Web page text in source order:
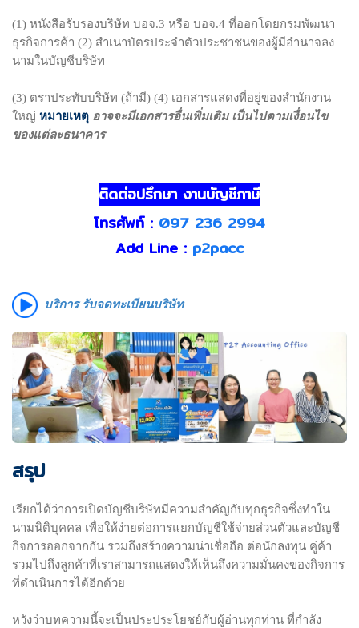
(1) หนังสือรับรองบริษัท บอจ.3 หรือ บอจ.4 ที่ออกโดยกรมพัฒนา
ธุรกิจการค้า (2) สำเนาบัตรประจำตัวประชาชนของผู้มีอำนาจลง
นามในบัญชีบริษัท
(3) ตราประทับบริษัท (ถ้ามี) (4) เอกสารแสดงที่อยู่ของสำนักงาน
ใหญ่ หมายเหตุ อาจจะมีเอกสารอื่นเพิ่มเติม เป็นไปตามเงื่อนไข
ของแต่ละธนาคาร
ติดต่อปรึกษา งานบัญชีภาษี
โทรศัพท์ : 097 236 2994
Add Line : p2pacc
บริการ รับจดทะเบียนบริษัท
สรุป
เรียกได้ว่าการเปิดบัญชีบริษัทมีความสำคัญกับทุกธุรกิจซึ่งทำใน
นามนิติบุคคล เพื่อให้ง่ายต่อการแยกบัญชีใช้จ่ายส่วนตัวและบัญชี
กิจการออกจากกัน รวมถึงสร้างความน่าเชื่อถือ ต่อนักลงทุน คู่ค้า
รวมไปถึงลูกค้าที่เราสามารถแสดงให้เห็นถึงความมั่นคงของกิจการ
ที่ดำเนินการได้อีกด้วย
หวังว่าบทความนี้จะเป็นประประโยชย์กับผู้อ่านทุกท่าน ที่กำลัง